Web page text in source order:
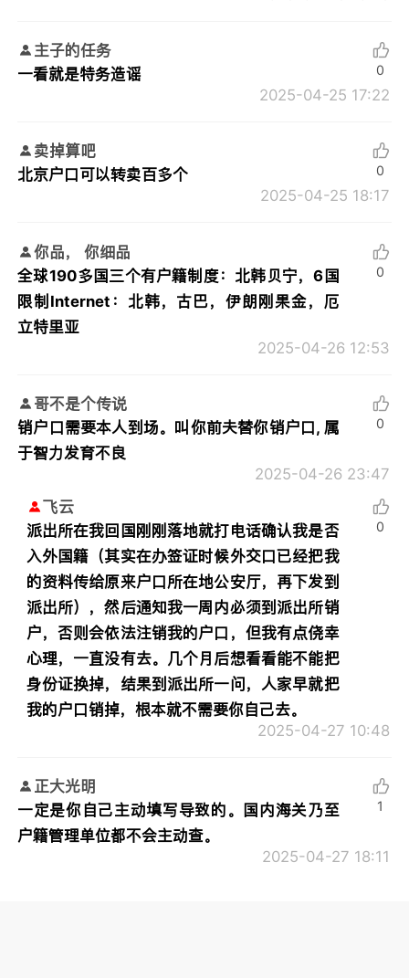
主子的任务
一看就是特务造谣
2025-04-25 17:22
0
卖掉算吧
北京户口可以转卖百多个
2025-04-25 18:17
0
你品， 你细品
全球190多国三个有户籍制度：北韩贝宁，6国
限制Internet：北韩，古巴，伊朗刚果金，厄
立特里亚
2025-04-26 12:53
0
哥不是个传说
销户口需要本人到场。叫你前夫替你销户口, 属
于智力发育不良
2025-04-26 23:47
0
飞云
派出所在我回国刚刚落地就打电话确认我是否
入外国籍（其实在办签证时候外交口已经把我
的资料传给原来户口所在地公安厅，再下发到
派出所），然后通知我一周内必须到派出所销
户，否则会依法注销我的户口，但我有点侥幸
心理，一直没有去。几个月后想看看能不能把
身份证换掉，结果到派出所一问，人家早就把
我的户口销掉，根本就不需要你自己去。
2025-04-27 10:48
0
正大光明
一定是你自己主动填写导致的。国内海关乃至
户籍管理单位都不会主动查。
2025-04-27 18:11
1